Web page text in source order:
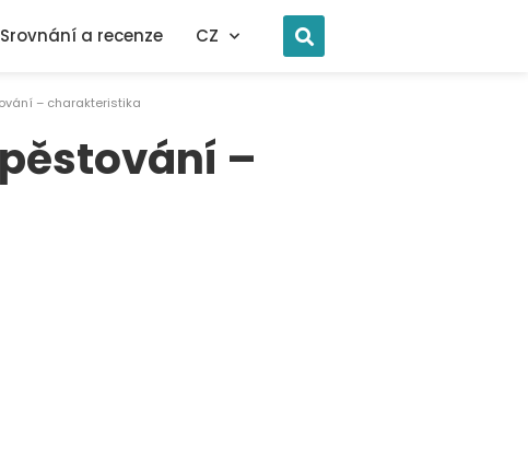
Srovnání a recenze CZ
– charakteristika
–